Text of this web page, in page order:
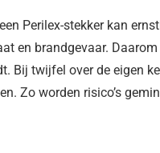
Perilex-stekker kan
en brandgevaar.
Bij twijfel over de eigen
Zo worden risico’s